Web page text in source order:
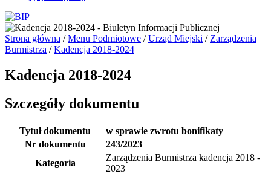
Strona główna /Menu Podmiotowe /Urząd Miejski / Zarządzenia
Burmistrza /Kadencja 2018-2024
Kadencja 2018-2024
Szczegóły dokumentu
Tytuł dokumentu
w sprawie zwrotu bonifikaty
Nr dokumentu
243/2023
Kategoria
Zarządzenia Burmistrza kadencja 2018 -
2023